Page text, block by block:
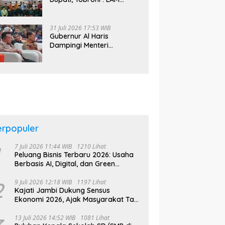
Tingkat Kecamatan
31 Juli 2026 17:53 WIB
Gubernur Al Haris
Dampingi Menteri
7 Juli 2026 11:44 WIB 1210 Lihat
Peluang Bisnis Terbaru 2026: Usaha
Berbasis AI, Digital, dan Green
9 Juli 2026 12:18 WIB 1197 Lihat
Kajati Jambi Dukung Sensus
Ekonomi 2026, Ajak Masyarakat Tak
13 Juli 2026 14:52 WIB 1081 Lihat